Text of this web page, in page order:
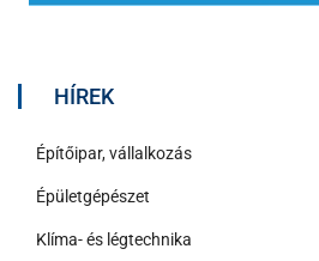
HÍREK
Építőipar, vállalkozás
Épületgépészet
Klíma- és légtechnika